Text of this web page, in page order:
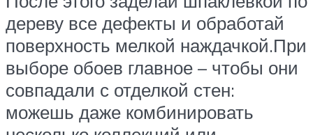
дереву все дефекты и обработай
поверхность мелкой наждачкой.При
выборе обоев главное – чтобы они
совпадали с отделкой стен:
можешь даже комбинировать